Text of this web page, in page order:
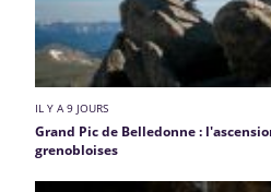
IL Y A 9 JOURS
Grand Pic de Belledonne :
grenobloises